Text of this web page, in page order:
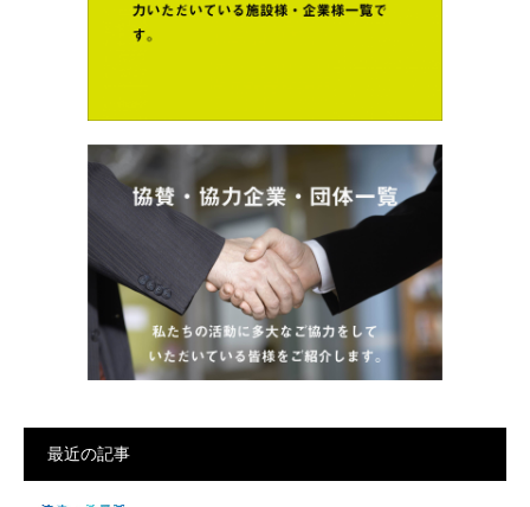
最近の記事